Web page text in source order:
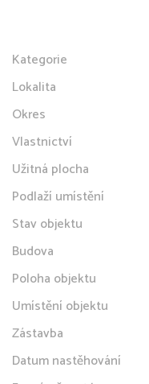
Kategorie
Lokalita
Okres
Vlastnictví
Užitná plocha
Podlaží umístění
Stav objektu
Budova
Poloha objektu
Umístění objektu
Zástavba
Datum nastěhování